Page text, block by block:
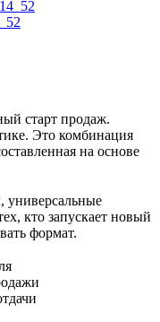
старт продаж.
Это комбинация
на основе
универсальные
кто запускает новый
формат.